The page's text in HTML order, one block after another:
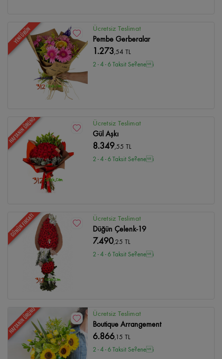
YENİ ÜRÜN Ücretsiz Teslimat
Pembe Gerberalar
1.273,54 TL
2 - 4 - 6 Taksit Se?enei
HAFTANIN ÜRÜNÜ Ücretsiz Teslimat
Gül Aşkı
8.349,55 TL
2 - 4 - 6 Taksit Se?enei
GÜNÜN FIRSATI Ücretsiz Teslimat
Düğün Çelenk-19
7.490,25 TL
2 - 4 - 6 Taksit Se?enei
HAFTANIN ÜRÜNÜ Ücretsiz Teslimat
Boutique Arrangement
6.866,15 TL
2 - 4 - 6 Taksit Se?enei